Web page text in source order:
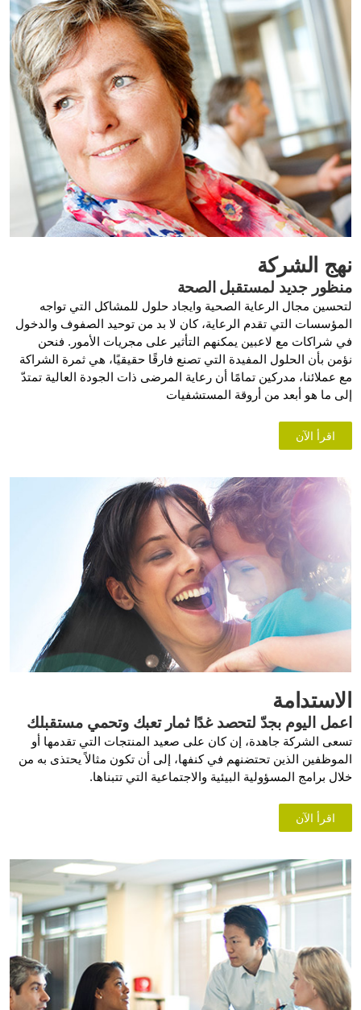
نهج الشركة
منظور جديد لمستقبل الصحة
لتحسين مجال الرعاية الصحية وايجاد حلول للمشاكل التي تواجه
المؤسسات التي تقدم الرعاية، كان لا بد من توحيد الصفوف والدخول
في شراكات مع لاعبين يمكنهم التأثير على مجريات الأمور. فنحن
نؤمن بأن الحلول المفيدة التي تصنع فارقًا حقيقيًا، هي ثمرة الشراكة
مع عملائنا، مدركين تمامًا أن رعاية المرضى ذات الجودة العالية تمتدّ
إلى ما هو أبعد من أروقة المستشفيات
اقرأ الآن
الاستدامة
اعمل اليوم بجدّ لتحصد غدًا ثمار تعبك وتحمي مستقبلك
تسعى الشركة جاهدة، إن كان على صعيد المنتجات التي تقدمها أو
الموظفين الذين تحتضنهم في كنفها، إلى أن تكون مثالاً يحتذى به من
خلال برامج المسؤولية البيئية والاجتماعية التي تتبناها.
اقرأ الآن